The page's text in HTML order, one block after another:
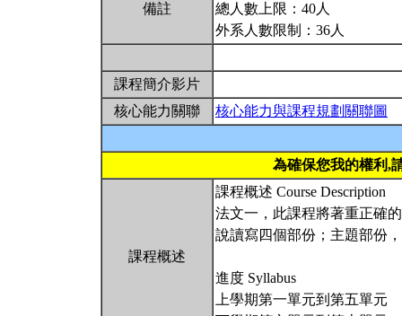
備註
總人數上限：40人
外系人數限制：36人
課程簡介影片
核心能力關聯
核心能力與課程規劃關聯圖
為確保您我的權利,
課程概述
課程概述 Course Description
法文一，此課程將著重正確
說讀寫四個部份；主題部份
進度 Syllabus
上學期第一單元到第五單元